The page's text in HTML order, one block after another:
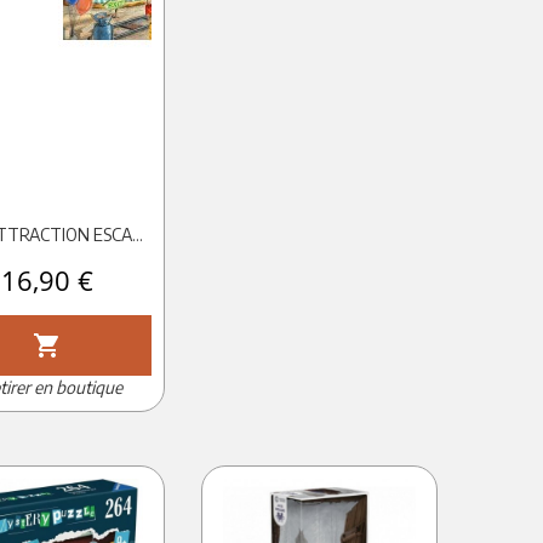
368P ATTRACTION ESCAPEKIDS
Prix
16,90 €
shopping_cart
en boutique